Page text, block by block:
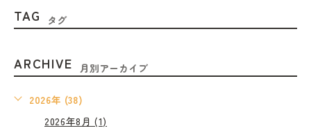
TAG タグ
ARCHIVE 月別アーカイブ
2026年 (38)
2026年8月 (1)